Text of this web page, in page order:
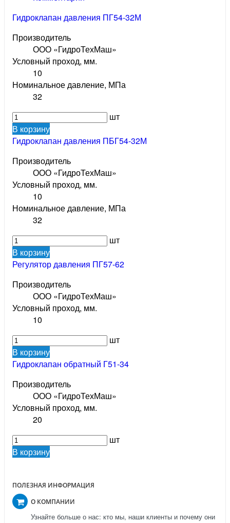
Гидроклапан давления ПГ54-32М
Производитель
ООО «ГидроТехМаш»
Условный проход, мм.
10
Номинальное давление, МПа
32
шт
В корзину
Гидроклапан давления ПБГ54-32М
Производитель
ООО «ГидроТехМаш»
Условный проход, мм.
10
Номинальное давление, МПа
32
шт
В корзину
Регулятор давления ПГ57-62
Производитель
ООО «ГидроТехМаш»
Условный проход, мм.
10
шт
В корзину
Гидроклапан обратный Г51-34
Производитель
ООО «ГидроТехМаш»
Условный проход, мм.
20
шт
В корзину
ПОЛЕЗНАЯ ИНФОРМАЦИЯ
О КОМПАНИИ
Узнайте больше о нас: кто мы, наши клиенты и почему они